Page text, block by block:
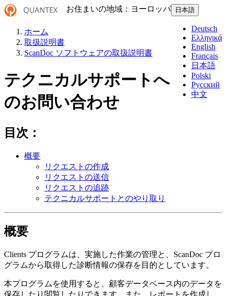
日本語
Deutsch
Ελληνικά
English
Français
日本語
Polski
Русский
中文
お住まいの地域： ヨーロッパ
ホーム
取扱説明書
ScanDoc ソフトウェアの取扱説明書
テクニカルサポートへ
のお問い合わせ
目次：
概要
リクエストの作成
リクエストの送信
リクエストの追跡
テクニカルサポートとのやり取り
概要
Clients プログラムは、実施した作業の管理と、ScanDoc プロ
グラムから取得した診断情報の保存を目的としています。
本プログラムを使用すると、顧客データベース内のデータを
保存したり閲覧したりできます。また、レポートを作成し、